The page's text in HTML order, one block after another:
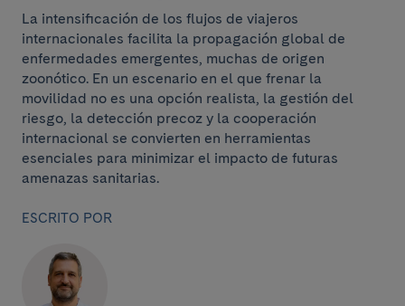
La intensificación de los flujos de viajeros
internacionales facilita la propagación global de
enfermedades emergentes, muchas de origen
zoonótico. En un escenario en el que frenar la
movilidad no es una opción realista, la gestión del
riesgo, la detección precoz y la cooperación
internacional se convierten en herramientas
esenciales para minimizar el impacto de futuras
amenazas sanitarias.
ESCRITO POR